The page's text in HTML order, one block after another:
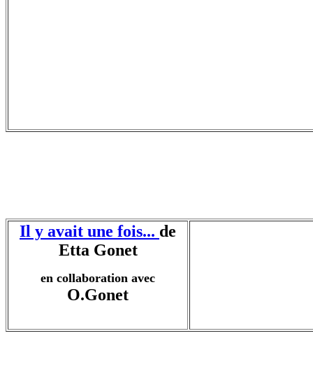
Il y avait une fois... de
Etta Gonet
en collaboration avec
O.Gonet